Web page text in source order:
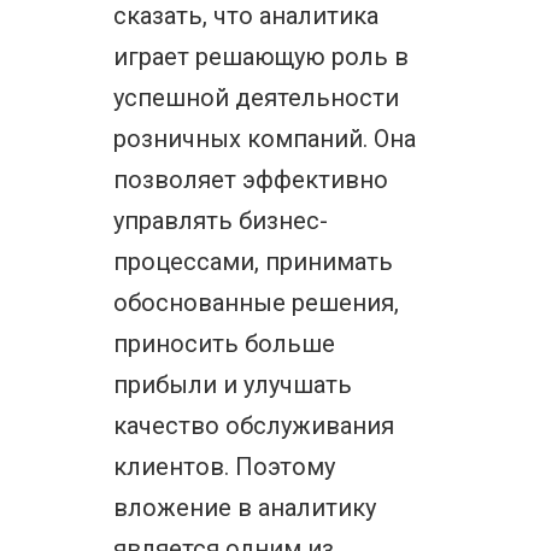
сказать, что аналитика
играет решающую роль в
успешной деятельности
розничных компаний. Она
позволяет эффективно
управлять бизнес-
процессами, принимать
обоснованные решения,
приносить больше
прибыли и улучшать
качество обслуживания
клиентов. Поэтому
вложение в аналитику